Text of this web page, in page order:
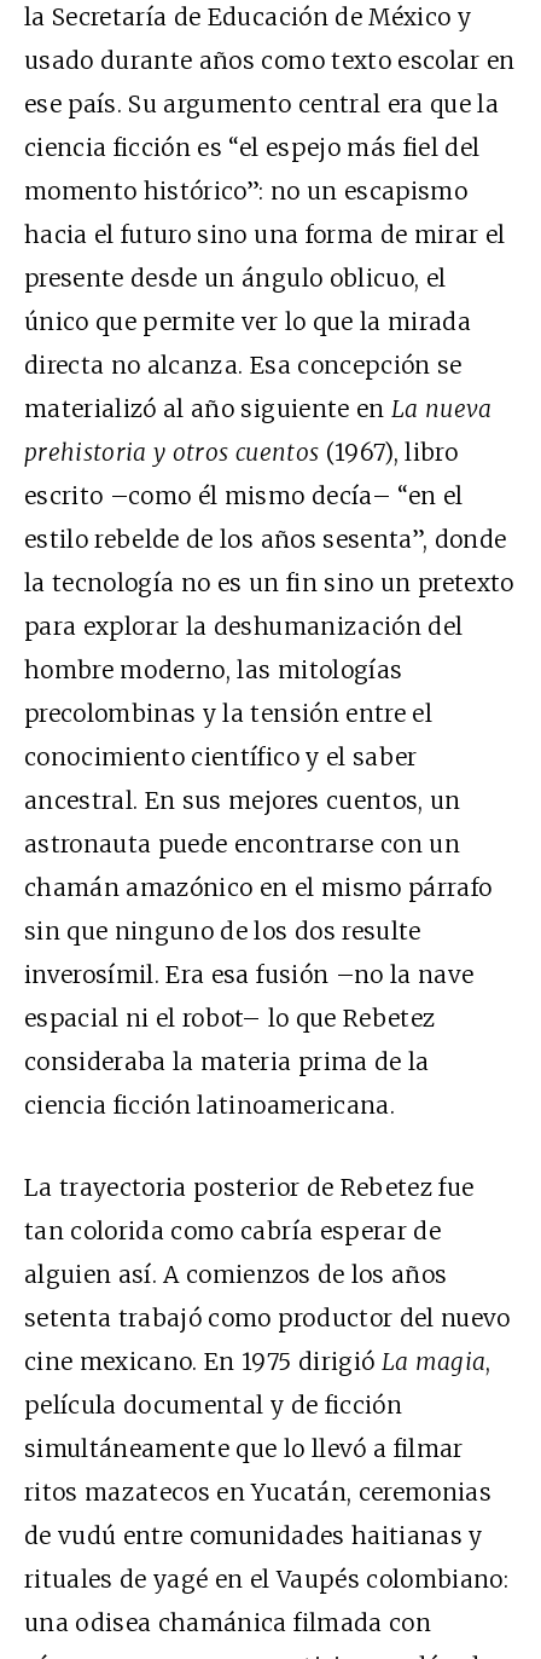
la Secretaría de Educación de México y
usado durante años como texto escolar en
ese país. Su argumento central era que la
ciencia ficción es “el espejo más fiel del
momento histórico”: no un escapismo
hacia el futuro sino una forma de mirar el
presente desde un ángulo oblicuo, el
único que permite ver lo que la mirada
directa no alcanza. Esa concepción se
materializó al año siguiente en La nueva
prehistoria y otros cuentos (1967), libro
escrito –como él mismo decía– “en el
estilo rebelde de los años sesenta”, donde
la tecnología no es un fin sino un pretexto
para explorar la deshumanización del
hombre moderno, las mitologías
precolombinas y la tensión entre el
conocimiento científico y el saber
ancestral. En sus mejores cuentos, un
astronauta puede encontrarse con un
chamán amazónico en el mismo párrafo
sin que ninguno de los dos resulte
inverosímil. Era esa fusión –no la nave
espacial ni el robot– lo que Rebetez
consideraba la materia prima de la
ciencia ficción latinoamericana.
La trayectoria posterior de Rebetez fue
tan colorida como cabría esperar de
alguien así. A comienzos de los años
setenta trabajó como productor del nuevo
cine mexicano. En 1975 dirigió La magia,
película documental y de ficción
simultáneamente que lo llevó a filmar
ritos mazatecos en Yucatán, ceremonias
de vudú entre comunidades haitianas y
rituales de yagé en el Vaupés colombiano:
una odisea chamánica filmada con